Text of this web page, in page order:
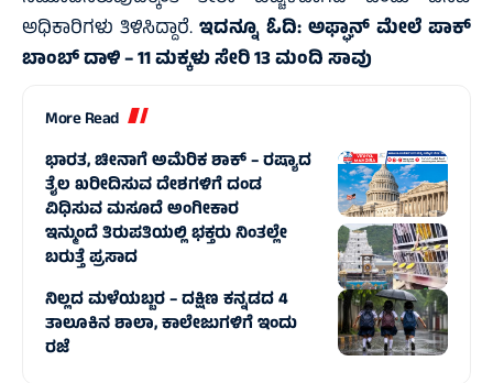
ಅಧಿಕಾರಿಗಳು ತಿಳಿಸಿದ್ದಾರೆ.ಇದನ್ನೂ ಓದಿ: ಅಫ್ಘಾನ್ ಮೇಲೆ ಪಾಕ್
ಬಾಂಬ್ ದಾಳಿ – 11 ಮಕ್ಕಳು ಸೇರಿ 13 ಮಂದಿ ಸಾವು
More Read
ಭಾರತ, ಚೀನಾಗೆ ಅಮೆರಿಕ ಶಾಕ್‌ – ರಷ್ಯಾದ
ತೈಲ ಖರೀದಿಸುವ ದೇಶಗಳಿಗೆ ದಂಡ
ವಿಧಿಸುವ ಮಸೂದೆ ಅಂಗೀಕಾರ
ಇನ್ಮುಂದೆ ತಿರುಪತಿಯಲ್ಲಿ ಭಕ್ತರು ನಿಂತಲ್ಲೇ
ಬರುತ್ತೆ ಪ್ರಸಾದ
ನಿಲ್ಲದ ಮಳೆಯಬ್ಬರ – ದಕ್ಷಿಣ ಕನ್ನಡದ 4
ತಾಲೂಕಿನ ಶಾಲಾ, ಕಾಲೇಜುಗಳಿಗೆ ಇಂದು
ರಜೆ